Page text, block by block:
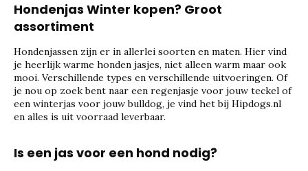
Hondenjas Winter kopen? Groot
assortiment
Hondenjassen zijn er in allerlei soorten en maten. Hier vind
je heerlijk warme honden jasjes, niet alleen warm maar ook
mooi. Verschillende types en verschillende uitvoeringen. Of
je nou op zoek bent naar een regenjasje voor jouw teckel of
een winterjas voor jouw bulldog, je vind het bij Hipdogs.nl
en alles is uit voorraad leverbaar.
Is een jas voor een hond nodig?